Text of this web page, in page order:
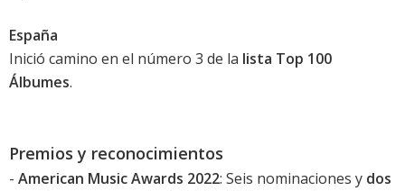
España
Inició camino en el número 3 de la lista Top 100
Álbumes.
Premios y reconocimientos
- American Music Awards 2022: Seis nominaciones y dos